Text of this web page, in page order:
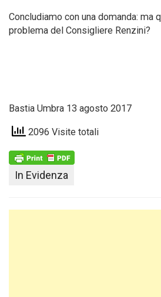
Concludiamo con una domanda: ma
problema del Consigliere Renzini?
Bastia Umbra 13 agosto 2017
2096 Visite totali
In Evidenza